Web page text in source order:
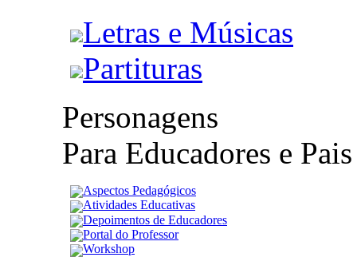
Letras e Músicas
Partituras
Personagens
Para Educadores e Pais
Aspectos Pedagógicos
Atividades Educativas
Depoimentos de Educadores
Portal do Professor
Workshop